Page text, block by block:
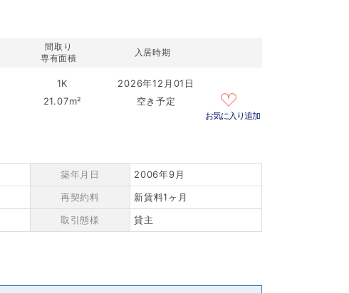
間取り
専有面積
入居時期
1K
21.07m²
2026年12月01日
空き予定
お気に入り追加
築年月日
2006年9月
再契約料
新賃料1ヶ月
取引態様 貸主